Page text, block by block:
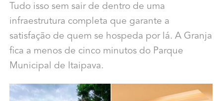
Tudo isso sem sair de dentro de uma
infraestrutura completa que garante a
satisfação de quem se hospeda por lá. A Granja
fica a menos de cinco minutos do Parque
Municipal de Itaipava.